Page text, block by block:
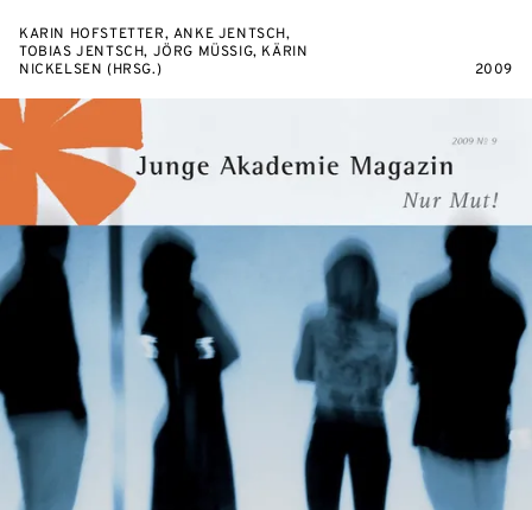
KARIN HOFSTETTER, ANKE JENTSCH,
TOBIAS JENTSCH, JÖRG MÜSSIG, KÄRIN
NICKELSEN (HRSG.)
2009